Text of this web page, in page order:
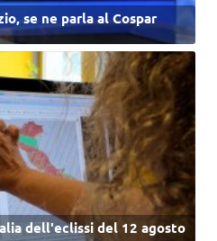
se ne parla al Cospar
dell'eclissi del 12 agosto